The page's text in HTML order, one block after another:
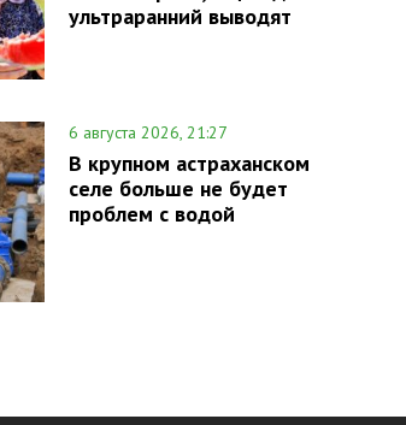
ультраранний выводят
6 августа 2026, 21:27
В крупном астраханском
селе больше не будет
проблем с водой